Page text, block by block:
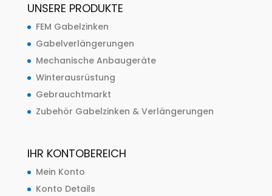
UNSERE PRODUKTE
FEM Gabelzinken
Gabelverlängerungen
Mechanische Anbaugeräte
Winterausrüstung
Gebrauchtmarkt
Zubehör Gabelzinken & Verlängerungen
IHR KONTOBEREICH
Mein Konto
Konto Details